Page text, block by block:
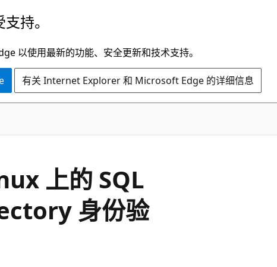
持。
以使用最新的功能、安全更新和技术支持。
有关 Internet Explorer 和 Microsoft Edge 的详细信息
上的 SQL
身份验